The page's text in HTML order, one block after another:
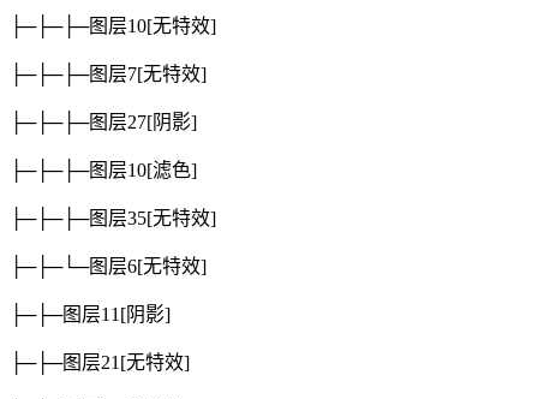
├─├─├─图层10[无特效]
├─├─├─图层7[无特效]
├─├─├─图层27[阴影]
├─├─├─图层10[滤色]
├─├─├─图层35[无特效]
├─├─└─图层6[无特效]
├─├─图层11 [阴影]
├─├─图层21 [无特效]